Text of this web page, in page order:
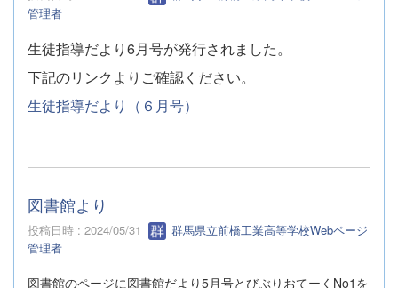
管理者
生徒指導だより6月号が発行されました。
下記のリンクよりご確認ください。
生徒指導だより（６月号）
図書館より
投稿日時 : 2024/05/31
群馬県立前橋工業高等学校Webページ
管理者
図書館のページに図書館だより5月号とびぶりおてーくNo1を